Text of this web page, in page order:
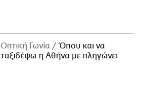
Οπτική Γωνία
Όπου και να
ταξιδέψω η Αθήνα με πληγώνει